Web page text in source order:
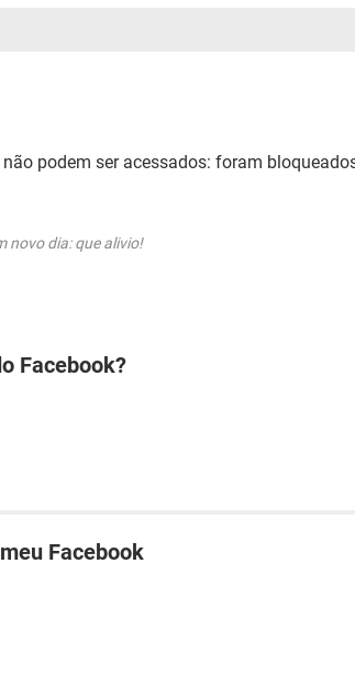
podem ser acessados: foram
novo dia: que alivio!
Facebook?
Facebook